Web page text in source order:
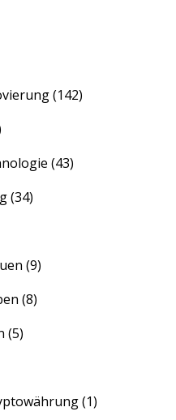
(142)
(43)
(34)
(9)
(8)
(5)
(1)